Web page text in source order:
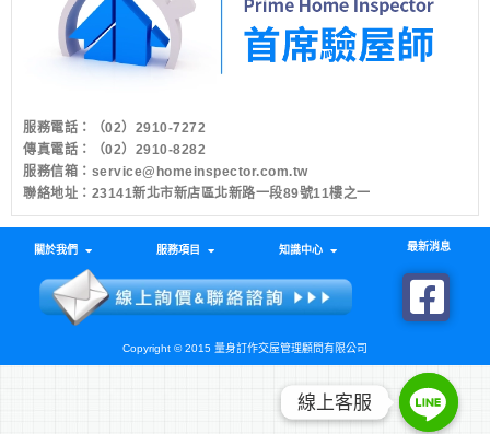
服務電話：
（02）2910-7272
傳真電話：（02）2910-8282
服務信箱： service@homeinspector.com.tw
聯絡地址：23141新北市新店區北新路一段89號11樓之一
關於我們 服務項目 知識中心 最新消息
Copyright © 2015 量身訂作交屋管理顧問有限公司
線上客服
線上客服